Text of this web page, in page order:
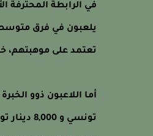
في الرابطة المحترفة
تعتمد على موهبتهم،
تونسي و